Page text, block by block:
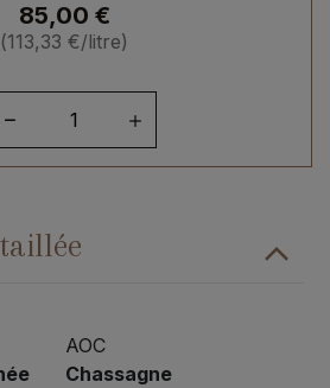
85,00 €
(113,33 €/litre)
Bourgogne
1er
Vergers"
2019
AOC
Chassagne